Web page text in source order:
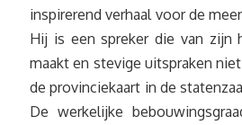
inspirerend verhaal voor de
Hij is een spreker die van zijn
maakt en stevige uitspraken
de provinciekaart in de
De werkelijke